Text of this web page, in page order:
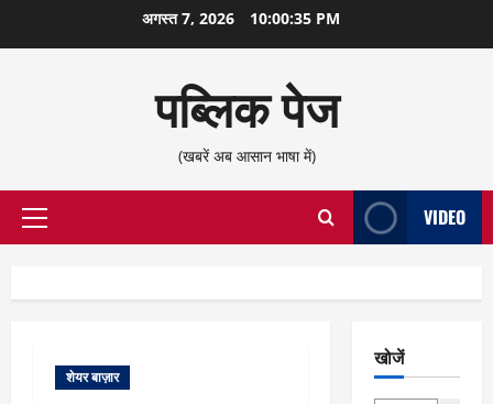
सामग्री
अगस्त 7, 2026 10:00:35 PM
पब्लिक पेज
(खबरें अब आसान भाषा में)
प्राथमिक
VIDEO
शेयर बाज़ार
खोजें